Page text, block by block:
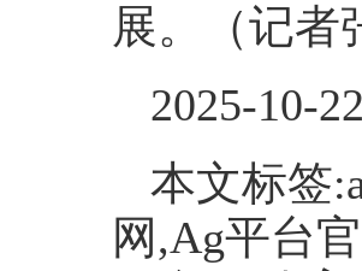
展。（记者
2025-10-
本文标签
网,Ag平台